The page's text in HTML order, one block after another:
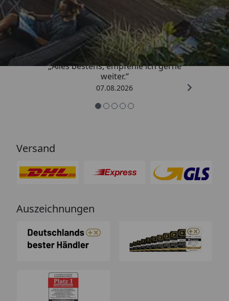
Trusted Shops
4,81/ 5
„Alles bestens, empfehle ich gerne
weiter.“
07.08.2026
Versand
Auszeichnungen